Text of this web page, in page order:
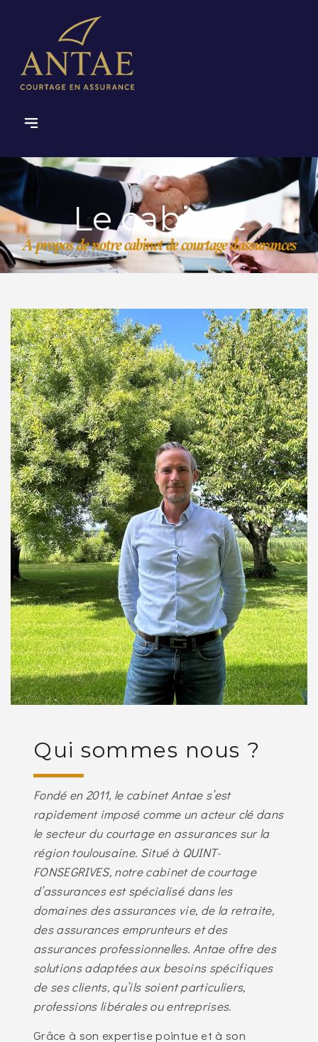
Le cabinet
À propos de notre cabinet de courtage d'assurances
Qui sommes nous ?
Fondé en 2011, le cabinet Antae s’est
rapidement imposé comme un acteur clé dans
le secteur du courtage en assurances sur la
région toulousaine. Situé à QUINT-
FONSEGRIVES, notre cabinet de courtage
d’assurances est spécialisé dans les
domaines des assurances vie, de la retraite,
des assurances emprunteurs et des
assurances professionnelles. Antae offre des
solutions adaptées aux besoins spécifiques
de ses clients, qu’ils soient particuliers,
professions libérales ou entreprises.
Grâce à son expertise pointue et à son